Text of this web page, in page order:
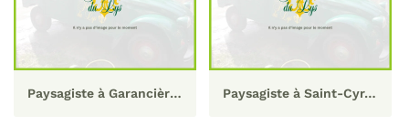
Paysagiste à Garancières 78 Paysagiste à Saint-Cyr-l'École 78